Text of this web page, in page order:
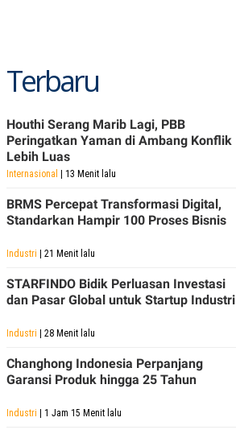
Terbaru
Houthi Serang Marib Lagi, PBB
Peringatkan Yaman di Ambang Konflik
Lebih Luas
Internasional | 13 Menit lalu
BRMS Percepat Transformasi Digital,
Standarkan Hampir 100 Proses Bisnis
Industri | 21 Menit lalu
STARFINDO Bidik Perluasan Investasi
dan Pasar Global untuk Startup Industri
Industri | 28 Menit lalu
Changhong Indonesia Perpanjang
Garansi Produk hingga 25 Tahun
Industri | 1 Jam 15 Menit lalu